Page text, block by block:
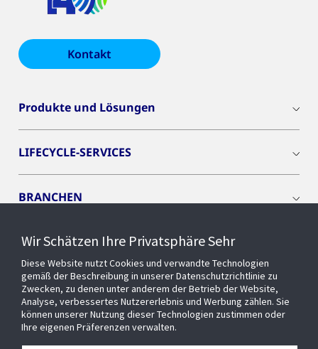
Kontakt
Produkte und Lösungen
LIFECYCLE-SERVICES
BRANCHEN
CYBER SOLUTIONS
OPENBLUE
SMART BUILDINGS
Wir Schätzen Ihre Privatsphäre Sehr
Diese Website nutzt Cookies und verwandte Technologien
gemäß der Beschreibung in unserer Datenschutzrichtlinie zu
Zwecken, zu denen unter anderem der Betrieb der Website,
Analyse, verbessertes Nutzererlebnis und Werbung zählen. Sie
können unserer Nutzung dieser Technologien zustimmen oder
Ihre eigenen Präferenzen verwalten.